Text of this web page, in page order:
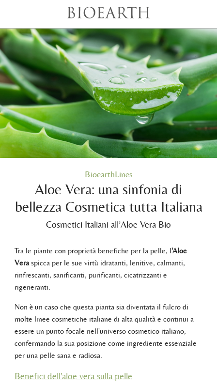
BioearthLines
Aloe Vera: una sinfonia di
bellezza Cosmetica tutta Italiana
Cosmetici Italiani all’Aloe Vera Bio
Tra le piante con proprietà benefiche per la pelle, l'Aloe
Vera spicca per le sue virtù idratanti, lenitive, calmanti,
rinfrescanti, sanificanti, purificanti, cicatrizzanti e
rigeneranti.
Non è un caso che questa pianta sia diventata il fulcro di
molte linee cosmetiche italiane di alta qualità e continui a
essere un punto focale nell'universo cosmetico italiano,
confermando la sua posizione come ingrediente essenziale
per una pelle sana e radiosa.
Benefici dell'aloe vera sulla pelle